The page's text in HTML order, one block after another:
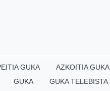
GUKA AZKOITIA GUKA
GUKA
GUKA TELEBISTA